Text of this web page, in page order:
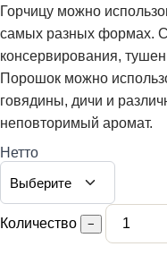
–
7,00 €
Горчицу можно
самых разных формах.
консервирования,
Порошок можно
говядины, дичи и
неповторимый аромат.
Нетто
Количество −